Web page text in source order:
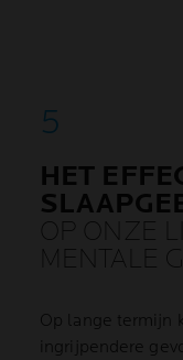
HET
OP ONZE
MENTALE
Op lange termijn
ingrijpendere